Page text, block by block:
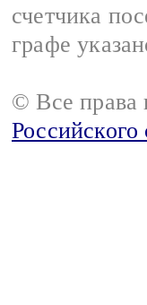
счетчика
графе
© Все права
Российского